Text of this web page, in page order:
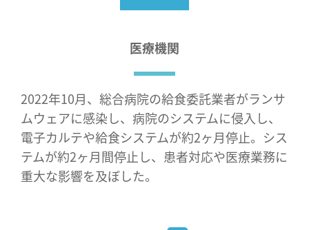
医療機関
2022年10月、総合病院の給食委託業者がランサ
ムウェアに感染し、病院のシステムに侵入し、
電子カルテや給食システムが約2ヶ月停止。シス
テムが約2ヶ月間停止し、患者対応や医療業務に
重大な影響を及ぼした。